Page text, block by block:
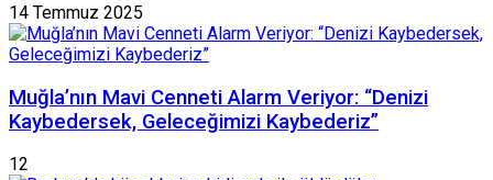
14 Temmuz 2025
Muğla’nın Mavi Cenneti Alarm Veriyor: “Denizi
Kaybedersek, Geleceğimizi Kaybederiz”
12